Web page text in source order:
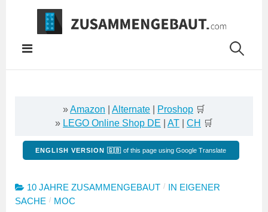
Springe
Inhalt
»Amazon Alternate Proshop 🛒
» LEGO Online Shop DE AT CH 🛒
ENGLISH VERSION 🇬🇧 of this page using Google Translate
10 JAHRE ZUSAMMENGEBAUT /
IN EIGENER
SACHE / MOC